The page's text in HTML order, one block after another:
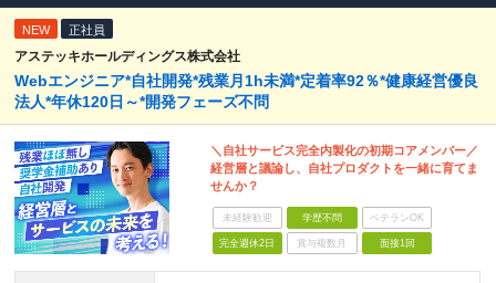
NEW 正社員
アステッキホールディングス株式会社
Webエンジニア*自社開発*残業月1h未満*定着率92％*健康経営優良
法人*年休120日～*開発フェーズ不問
＼自社サービス完全内製化の初期コアメンバー／
経営層と議論し、自社プロダクトを一緒に育てま
せんか？
未経験歓迎 学歴不問 ベテランOK
完全週休2日 賞与複数月 面接1回